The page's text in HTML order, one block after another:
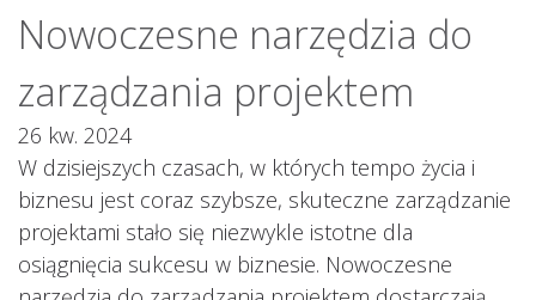
Nowoczesne narzędzia do
zarządzania projektem
26 kw. 2024
W dzisiejszych czasach, w których tempo życia i
biznesu jest coraz szybsze, skuteczne zarządzanie
projektami stało się niezwykle istotne dla
osiągnięcia sukcesu w biznesie. Nowoczesne